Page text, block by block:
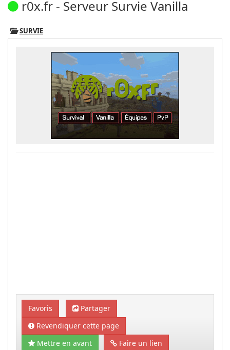
r0x.fr - Serveur Survie Vanilla
SURVIE
Favoris
Partager
Revendiquer cette page
Mettre en avant
Faire un lien